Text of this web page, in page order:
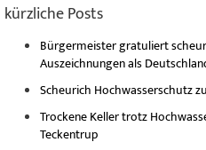
kürzliche Posts
Bürgermeister gratuliert
Auszeichnungen als
Scheurich Hochwasserschutz
Trockene Keller trotz
Teckentrup